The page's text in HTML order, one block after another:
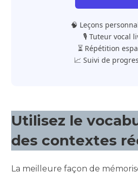
🧠 Leçons
🎙️ Tuteur vocal
⏳ Répétition
📈 Suivi de
Utilisez le
des contextes
La meilleure façon de